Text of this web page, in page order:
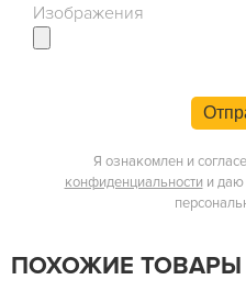
Изображения
Я ознакомлен и
конфиденциальности и даю
ПОХОЖИЕ ТОВАРЫ